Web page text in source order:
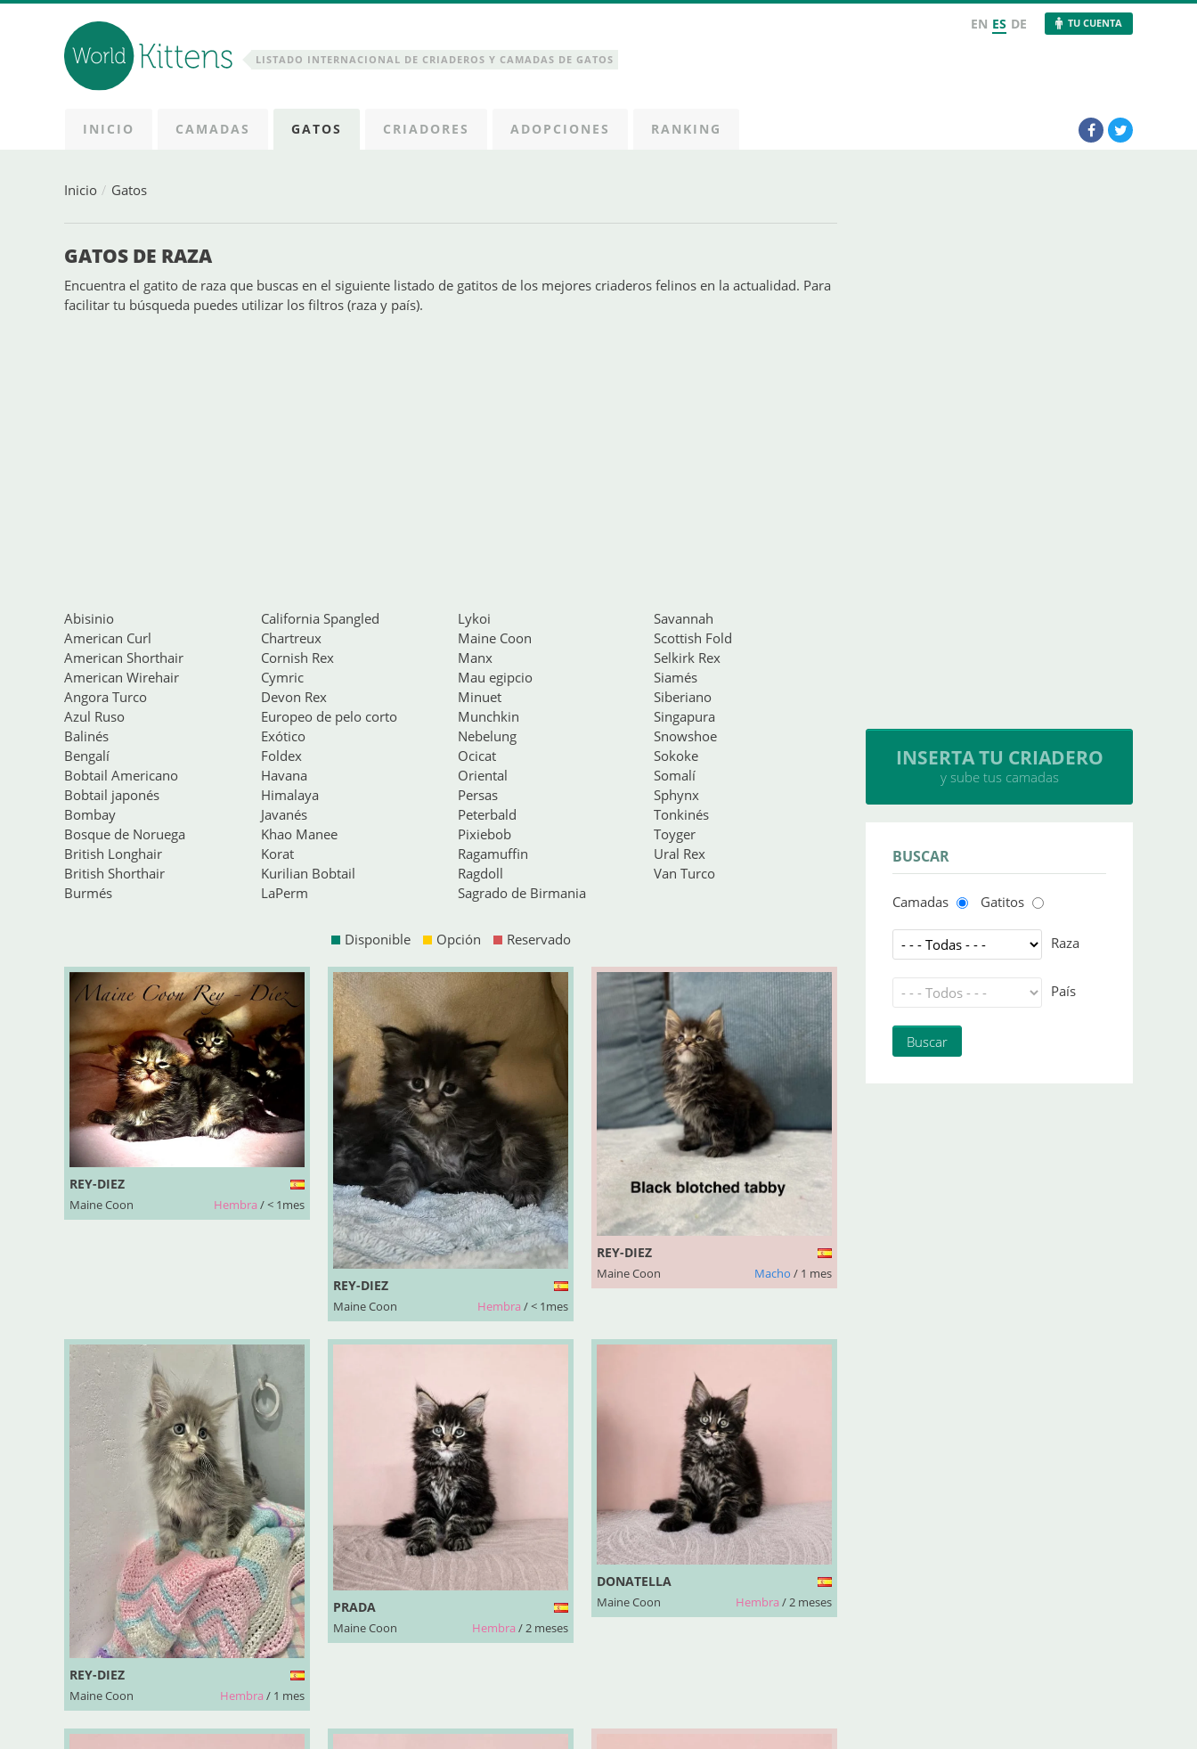
LISTADO INTERNACIONAL DE CRIADEROS Y CAMADAS DE GATOS
EN ES DE TU CUENTA
INICIO CAMADAS GATOS CRIADORES ADOPCIONES RANKING
Inicio Gatos
GATOS DE RAZA
Encuentra el gatito de raza que buscas en el siguiente listado de gatitos de los mejores criaderos felinos en la actualidad. Para
facilitar tu búsqueda puedes utilizar los filtros (raza y país).
Abisinio
American Curl
American Shorthair
American Wirehair
Angora Turco
Azul Ruso
Balinés
Bengalí
Bobtail Americano
Bobtail japonés
Bombay
Bosque de Noruega
British Longhair
British Shorthair
Burmés
California Spangled
Chartreux
Cornish Rex
Cymric
Devon Rex
Europeo de pelo corto
Exótico
Foldex
Havana
Himalaya
Javanés
Khao Manee
Korat
Kurilian Bobtail
LaPerm
Lykoi
Maine Coon
Manx
Mau egipcio
Minuet
Munchkin
Nebelung
Ocicat
Oriental
Persas
Peterbald
Pixiebob
Ragamuffin
Ragdoll
Sagrado de Birmania
Savannah
Scottish Fold
Selkirk Rex
Siamés
Siberiano
Singapura
Snowshoe
Sokoke
Somalí
Sphynx
Tonkinés
Toyger
Ural Rex
Van Turco
Disponible Opción Reservado
REY-DIEZ
Maine Coon Hembra / < 1mes
REY-DIEZ
Maine Coon Hembra / < 1mes
REY-DIEZ
Maine Coon Macho / 1 mes
REY-DIEZ
Maine Coon Hembra / 1 mes
PRADA
Maine Coon Hembra / 2 meses
DONATELLA
Maine Coon Hembra / 2 meses
INSERTA TU CRIADERO
y sube tus camadas
BUSCAR
Camadas Gatitos
Raza
País